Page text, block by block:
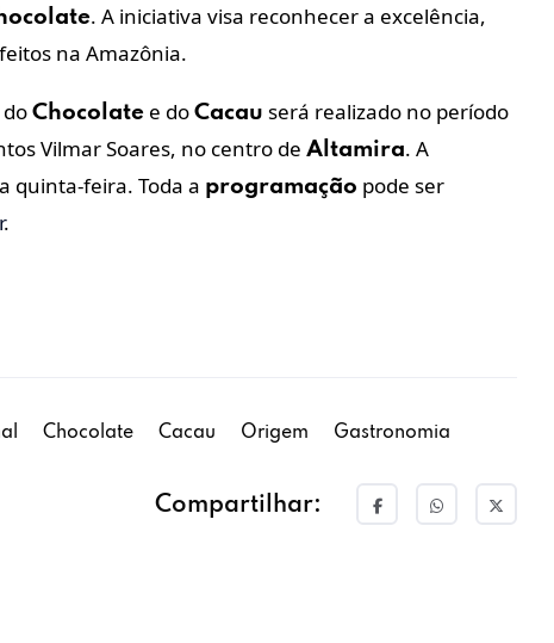
. A iniciativa visa reconhecer a excelência,
na Amazônia.
do Chocolate e do Cacau será realizado no período
Vilmar Soares, no centro de Altamira. A
quinta-feira. Toda a programação pode ser
.
Chocolate Cacau Origem
Gastronomia
Compartilhar: